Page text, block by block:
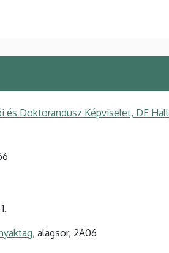
és Doktorandusz Képviselet, DE
, alagsor, 2A06